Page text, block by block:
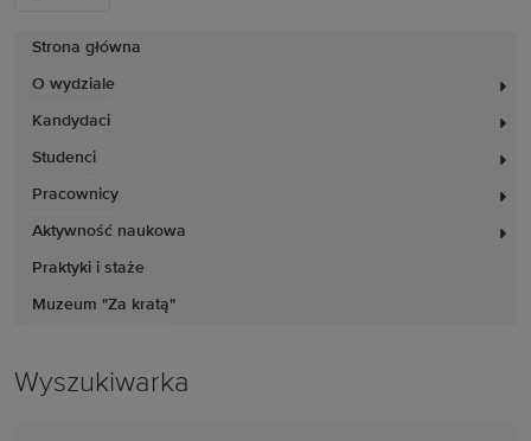
Strona główna
O wydziale
Kandydaci
Studenci
Pracownicy
Aktywność naukowa
Praktyki i staże
Muzeum "Za kratą"
Wyszukiwarka